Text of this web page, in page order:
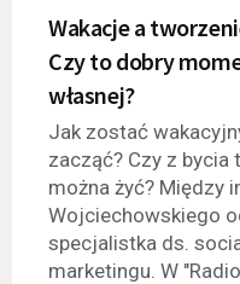
Wakacje a
Czy to dobry
własnej?
Jak zostać
zacząć? Czy z
można żyć? Między
Wojciechowskiego
specjalistka ds.
marketingu. W